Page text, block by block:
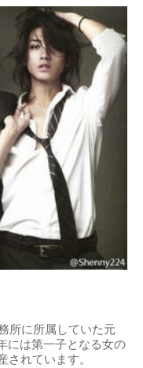
所に所属していた元
には第一子となる女の
れています。